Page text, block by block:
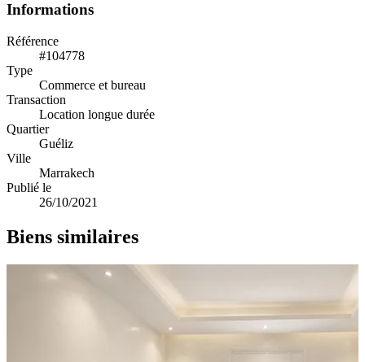
Informations
Référence
#104778
Type
Commerce et bureau
Transaction
Location longue durée
Quartier
Guéliz
Ville
Marrakech
Publié le
26/10/2021
Biens similaires